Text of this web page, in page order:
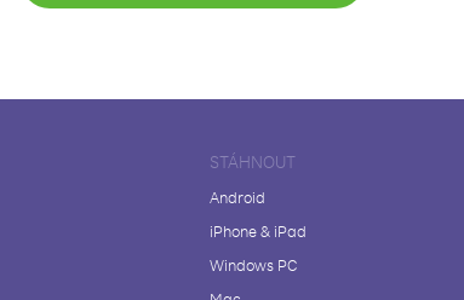
STÁHNOUT
Android
iPhone & iPad
Windows PC